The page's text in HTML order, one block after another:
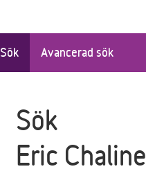
Sök Avancerad sök
Sök
Eric Chaline